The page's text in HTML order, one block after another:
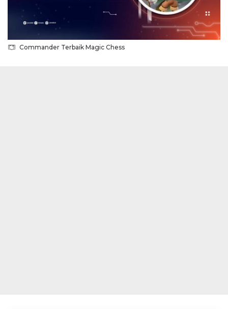
Commander Terbaik Magic Chess